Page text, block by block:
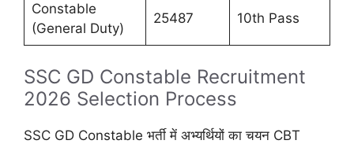
Constable
(General Duty)
25487 10th Pass
SSC GD Constable Recruitment
2026 Selection Process
SSC GD Constable भर्ती में अभ्यर्थियों का चयन CBT